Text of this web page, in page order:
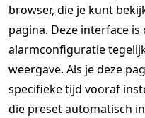
browser, die je kunt
pagina. Deze interface
alarmconfiguratie
weergave. Als je deze
specifieke tijd vooraf
die preset automatisch